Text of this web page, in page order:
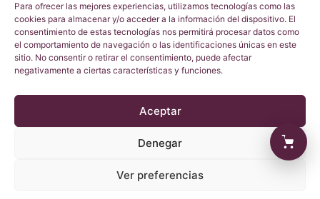
Para ofrecer las mejores experiencias, utilizamos tecnologías como las
cookies para almacenar y/o acceder a la información del dispositivo. El
consentimiento de estas tecnologías nos permitirá procesar datos como
el comportamiento de navegación o las identificaciones únicas en este
sitio. No consentir o retirar el consentimiento, puede afectar
negativamente a ciertas características y funciones.
Aceptar
Denegar
Ver preferencias
opciones
se
pueden
elegir
en
la
de
Wholesale B2B
Aviso legal
Política de privacidad
Política de cookies
@cafepedal_club info@cafepedal.com